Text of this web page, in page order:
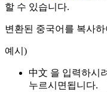
할 수 있습니다.
변환된 중국어를 복사
예시)
中文 을 입력하시
누르시면됩니다.